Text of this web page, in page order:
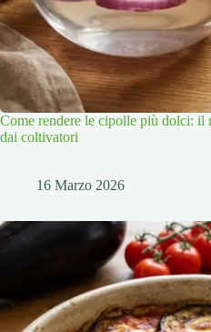
Come rendere le cipolle più dolci: il
dai coltivatori
16 Marzo 2026